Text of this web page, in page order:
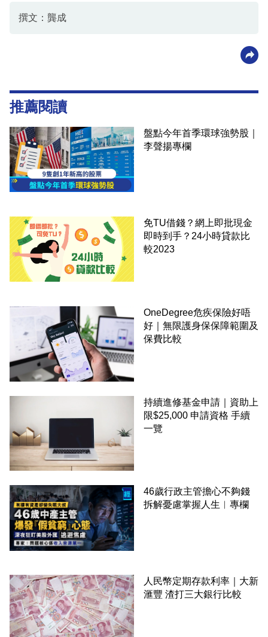
撰文：龔成
推薦閱讀
盤點今年首季環球強勢股｜
李聲揚專欄
免TU借錢？網上即批現金
即時到手？24小時貸款比
較2023
OneDegree危疾保險好唔
好｜無限護身保保障範圍及
保費比較
持續進修基金申請｜資助上
限$25,000 申請資格 手續
一覽
46歲行政主管擔心不夠錢
拆解憂慮掌握人生︳專欄
人民幣定期存款利率｜大新
滙豐 渣打三大銀行比較